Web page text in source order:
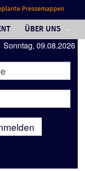
Pressemappen
ÜBER UNS
PHILOSOPHIE
WUNSCHBOX
Sonntag, 09.08.2026